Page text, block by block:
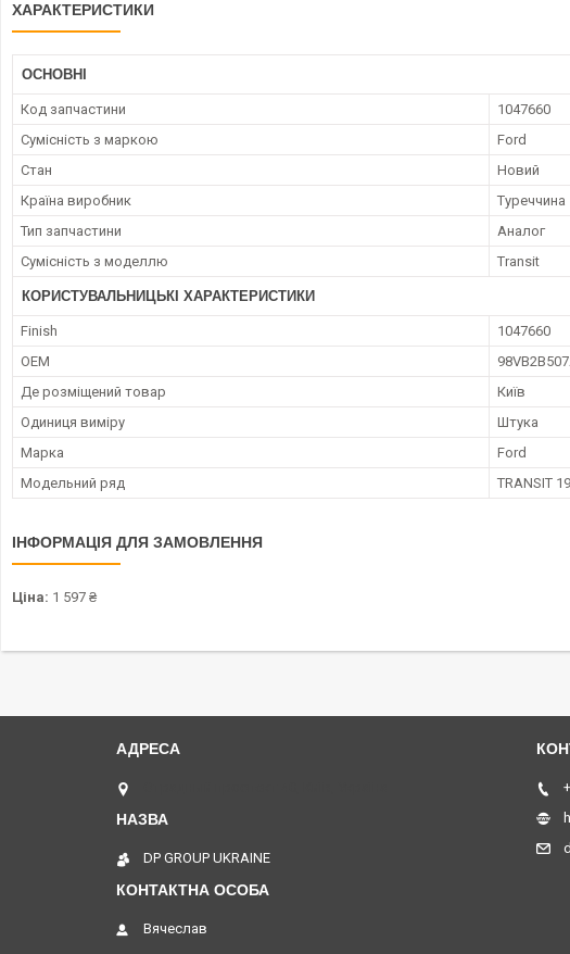
ХАРАКТЕРИСТИКИ
ОСНОВНІ
Код запчастини
1047660
Сумісність з маркою
Ford
Стан
Новий
Країна виробник
Туреччина
Тип запчастини
Аналог
Сумісність з моделлю
Transit
КОРИСТУВАЛЬНИЦЬКІ ХАРАКТЕРИСТИКИ
Finish
1047660
OEM
Де розміщений товар
Київ
Одиниця виміру
Штука
Марка
Ford
Модельний ряд
TRANSIT
ІНФОРМАЦІЯ ДЛЯ ЗАМОВЛЕННЯ
Ціна: 1 597 ₴
DP GROUP UKRAINE
Вячеслав